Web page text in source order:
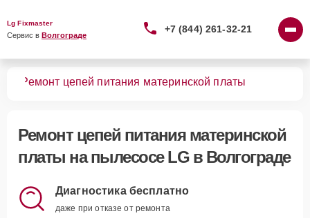
Lg Fixmaster
Сервис в Волгограде
+7 (844) 261-32-21
Ремонт цепей питания материнской платы
Ремонт цепей питания материнской
платы на пылесосе LG в Волгограде
Диагностика бесплатно
даже при отказе от ремонта